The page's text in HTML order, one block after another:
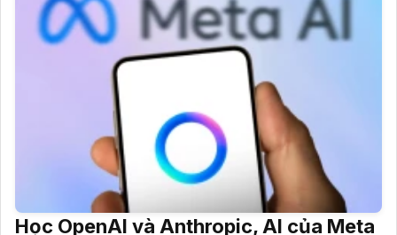
Học OpenAI và Anthropic, AI của Meta